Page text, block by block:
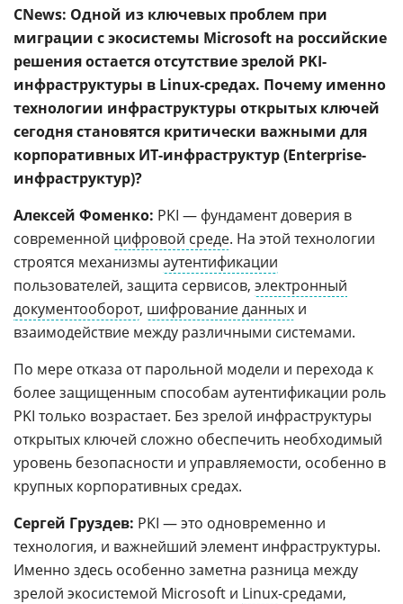
CNews: Одной из ключевых проблем при
миграции с экосистемы Microsoft на российские
решения остается отсутствие зрелой PKI-
инфраструктуры в Linux-средах. Почему именно
технологии инфраструктуры открытых ключей
сегодня становятся критически важными для
корпоративных ИТ-инфраструктур (Enterprise-
инфраструктур)?
Алексей Фоменко: PKI — фундамент доверия в
современной цифровой среде. На этой технологии
строятся механизмы аутентификации
пользователей, защита сервисов, электронный
документооборот, шифрование данных и
взаимодействие между различными системами.
По мере отказа от парольной модели и перехода к
более защищенным способам аутентификации роль
PKI только возрастает. Без зрелой инфраструктуры
открытых ключей сложно обеспечить необходимый
уровень безопасности и управляемости, особенно в
крупных корпоративных средах.
Сергей Груздев: PKI — это одновременно и
технология, и важнейший элемент инфраструктуры.
Именно здесь особенно заметна разница между
зрелой экосистемой Microsoft и Linux-средами,